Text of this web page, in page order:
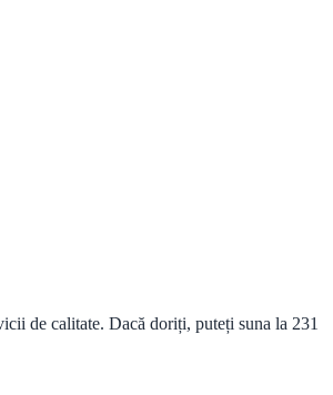
de calitate. Dacă doriți, puteți suna la 231